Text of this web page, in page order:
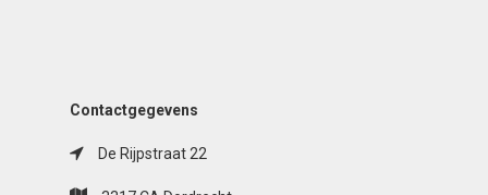
Contactgegevens
De Rijpstraat 22